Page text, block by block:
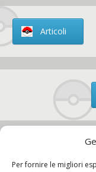
Per fornire le migliori
Articoli